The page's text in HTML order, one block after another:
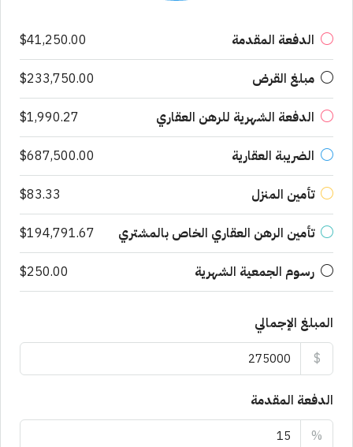
الدفعة المقدمة $41,250.00
مبلغ القرض $233,750.00
الدفعة الشهرية للرهن العقاري $1,990.27
الضريبة العقارية $687,500.00
تأمين المنزل $83.33
تأمين الرهن العقاري الخاص بالمشتري $194,791.67
رسوم الجمعية الشهرية $250.00
المبلغ الإجمالي
$
الدفعة المقدمة
%